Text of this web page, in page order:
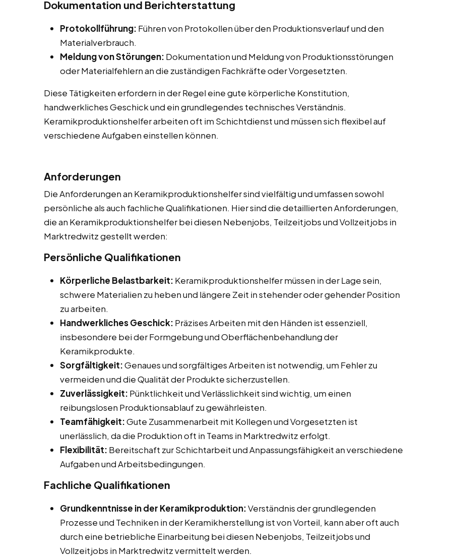
Dokumentation und Berichterstattung
Protokollführung: Führen von Protokollen über den Produktionsverlauf und den
Materialverbrauch.
Meldung von Störungen: Dokumentation und Meldung von Produktionsstörungen
oder Materialfehlern an die zuständigen Fachkräfte oder Vorgesetzten.
Diese Tätigkeiten erfordern in der Regel eine gute körperliche Konstitution,
handwerkliches Geschick und ein grundlegendes technisches Verständnis.
Keramikproduktionshelfer arbeiten oft im Schichtdienst und müssen sich flexibel auf
verschiedene Aufgaben einstellen können.
Anforderungen
Die Anforderungen an Keramikproduktionshelfer sind vielfältig und umfassen sowohl
persönliche als auch fachliche Qualifikationen. Hier sind die detaillierten Anforderungen,
die an Keramikproduktionshelfer bei diesen Nebenjobs, Teilzeitjobs und Vollzeitjobs in
Marktredwitz gestellt werden:
Persönliche Qualifikationen
Körperliche Belastbarkeit: Keramikproduktionshelfer müssen in der Lage sein,
schwere Materialien zu heben und längere Zeit in stehender oder gehender Position
zu arbeiten.
Handwerkliches Geschick: Präzises Arbeiten mit den Händen ist essenziell,
insbesondere bei der Formgebung und Oberflächenbehandlung der
Keramikprodukte.
Sorgfältigkeit:Genaues und sorgfältiges Arbeiten ist notwendig, um Fehler zu
vermeiden und die Qualität der Produkte sicherzustellen.
Zuverlässigkeit: Pünktlichkeit und Verlässlichkeit sind wichtig, um einen
reibungslosen Produktionsablauf zu gewährleisten.
Teamfähigkeit:Gute Zusammenarbeit mit Kollegen und Vorgesetzten ist
unerlässlich, da die Produktion oft in Teams in Marktredwitz erfolgt.
Flexibilität: Bereitschaft zur Schichtarbeit und Anpassungsfähigkeit an verschiedene
Aufgaben und Arbeitsbedingungen.
Fachliche Qualifikationen
Grundkenntnisse in der Keramikproduktion:Verständnis der grundlegenden
Prozesse und Techniken in der Keramikherstellung ist von Vorteil, kann aber oft auch
durch eine betriebliche Einarbeitung bei diesen Nebenjobs, Teilzeitjobs und
Vollzeitjobs in Marktredwitz vermittelt werden.